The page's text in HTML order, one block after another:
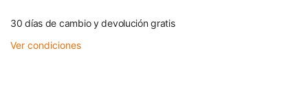
30 días de cambio y devolución gratis
Ver condiciones